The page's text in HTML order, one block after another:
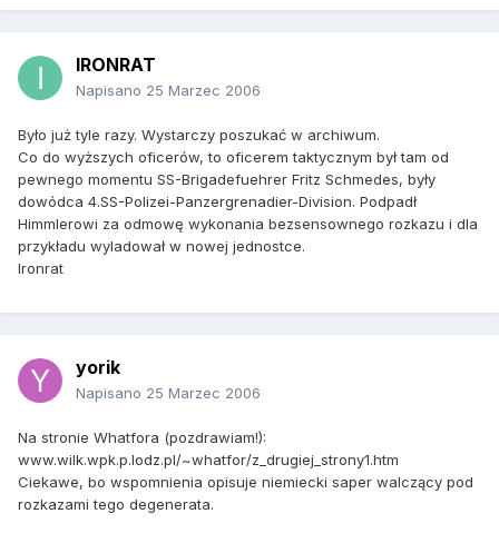
IRONRAT
Napisano 25 Marzec 2006
Było już tyle razy. Wystarczy poszukać w archiwum.
Co do wyższych oficerów, to oficerem taktycznym był tam od
pewnego momentu SS-Brigadefuehrer Fritz Schmedes, były
dowódca 4.SS-Polizei-Panzergrenadier-Division. Podpadł
Himmlerowi za odmowę wykonania bezsensownego rozkazu i dla
przykładu wyladował w nowej jednostce.
Ironrat
yorik
Napisano 25 Marzec 2006
Na stronie Whatfora (pozdrawiam!):
www.wilk.wpk.p.lodz.pl/~whatfor/z_drugiej_strony1.htm
Ciekawe, bo wspomnienia opisuje niemiecki saper walczący pod
rozkazami tego degenerata.